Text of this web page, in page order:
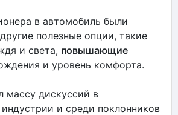
в автомобиль были
полезные опции, такие
и света, повышающие
и уровень комфорта.
массу дискуссий в
и среди поклонников